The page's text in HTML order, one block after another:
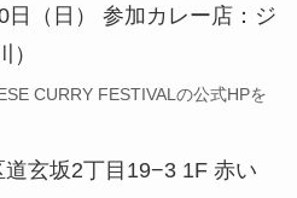
日（日） 参加カレー店：ジ
CURRY FESTIVALの公式HPを
玄坂2丁目19−3 1F 赤い